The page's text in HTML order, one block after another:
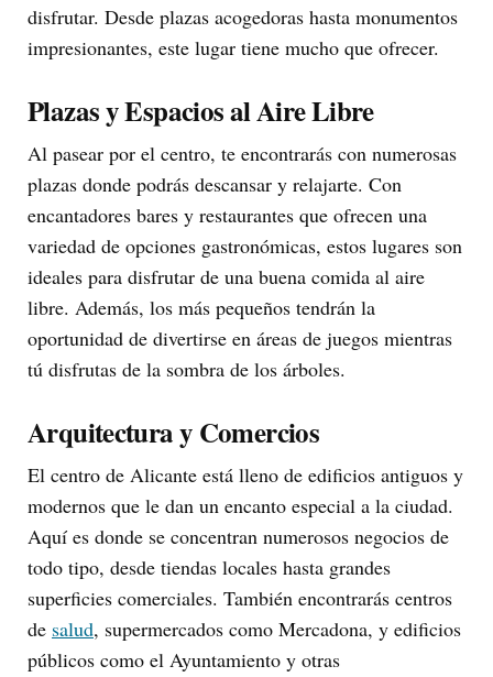
disfrutar. Desde plazas acogedoras hasta monumentos
impresionantes, este lugar tiene mucho que ofrecer.
Plazas y Espacios al Aire Libre
Al pasear por el centro, te encontrarás con numerosas
plazas donde podrás descansar y relajarte. Con
encantadores bares y restaurantes que ofrecen una
variedad de opciones gastronómicas, estos lugares son
ideales para disfrutar de una buena comida al aire
libre. Además, los más pequeños tendrán la
oportunidad de divertirse en áreas de juegos mientras
tú disfrutas de la sombra de los árboles.
Arquitectura y Comercios
El centro de Alicante está lleno de edificios antiguos y
modernos que le dan un encanto especial a la ciudad.
Aquí es donde se concentran numerosos negocios de
todo tipo, desde tiendas locales hasta grandes
superficies comerciales. También encontrarás centros
de salud, supermercados como Mercadona, y edificios
públicos como el Ayuntamiento y otras